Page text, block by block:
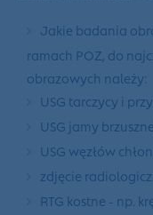
Jakie badania
ramach POZ, do
obrazowych należy:
USG tarczycy i
USG jamy
USG węzłów
zdjęcie
RTG kostne - np.